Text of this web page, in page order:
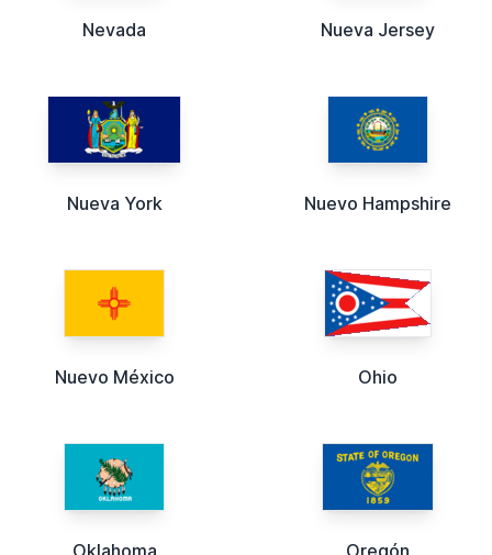
Nevada Nueva Jersey
Nueva York Nuevo Hampshire
Nuevo México Ohio